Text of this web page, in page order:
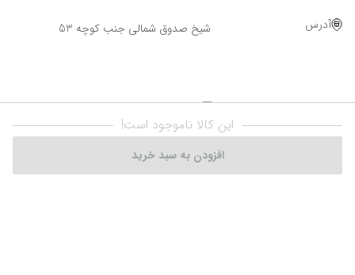
این کالا ناموجود است!
افزودن به سبد خرید
آدرس شیخ صدوق شمالی جنب کوچه 53